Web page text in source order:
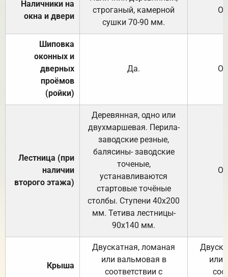
Наличники на
окна и двери
строганый, камерной
сушки 70-90 мм.
Шиповка
оконных и
дверных
проёмов
(ройки)
Да.
Лестница (при
наличии
второго этажа)
Деревянная, одно или
двухмаршевая. Перила-
заводские резные,
балясины- заводские
точеные,
устанавливаются
стартовые точёные
столбы. Ступени 40х200
мм. Тетива лестницы-
90х140 мм.
Крыша
Двускатная, ломаная
или вальмовая в
соответствии с
или